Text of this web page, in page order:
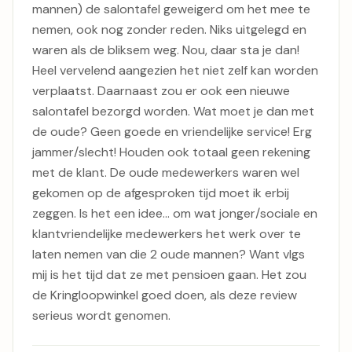
mannen) de salontafel geweigerd om het mee te
nemen, ook nog zonder reden. Niks uitgelegd en
waren als de bliksem weg. Nou, daar sta je dan!
Heel vervelend aangezien het niet zelf kan worden
verplaatst. Daarnaast zou er ook een nieuwe
salontafel bezorgd worden. Wat moet je dan met
de oude? Geen goede en vriendelijke service! Erg
jammer/slecht! Houden ook totaal geen rekening
met de klant. De oude medewerkers waren wel
gekomen op de afgesproken tijd moet ik erbij
zeggen. Is het een idee... om wat jonger/sociale en
klantvriendelijke medewerkers het werk over te
laten nemen van die 2 oude mannen? Want vlgs
mij is het tijd dat ze met pensioen gaan. Het zou
de Kringloopwinkel goed doen, als deze review
serieus wordt genomen.